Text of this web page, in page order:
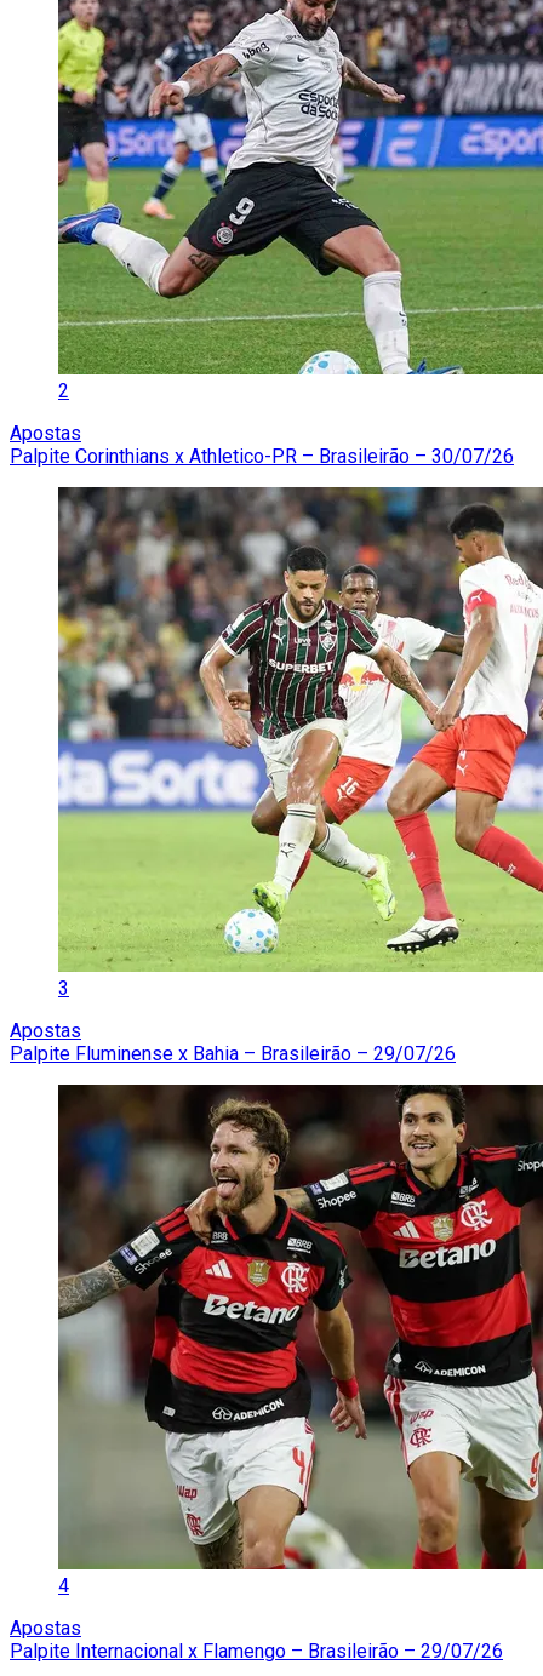
2
Apostas
Palpite Corinthians x Athletico-PR – Brasileirão – 30/07/26
3
Apostas
Palpite Fluminense x Bahia – Brasileirão – 29/07/26
4
Apostas
Palpite Internacional x Flamengo – Brasileirão – 29/07/26